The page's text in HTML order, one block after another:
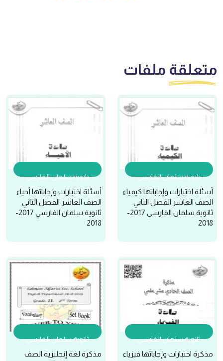
متعلقة ملفات
ثانوية سلمان الفارسي
أسئلة اختبارات وإجاباتها كيمياء
الصف العاشر الفصل الثاني
ثانوية سلمان الفارسي 2017-
2018
ثانوية سلمان الفارسي
أسئلة اختبارات وإجاباتها أحياء
الصف العاشر الفصل الثاني
ثانوية سلمان الفارسي 2017-
2018
ثانوية سلمان الفارسي
مذكرة اختبارات وإجاباتها فيزياء
ثانوية سلمان الفارسي
مذكرة لغة إنجليزية الصف